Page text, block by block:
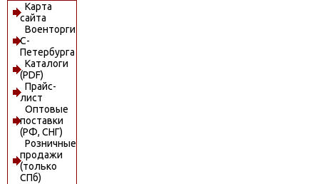
Карта
сайта
Военторги
С-
Петербурга
Каталоги
(PDF)
Прайс-
лист
Оптовые
поставки
(РФ, СНГ)
Розничные
продажи
(только
СПб)